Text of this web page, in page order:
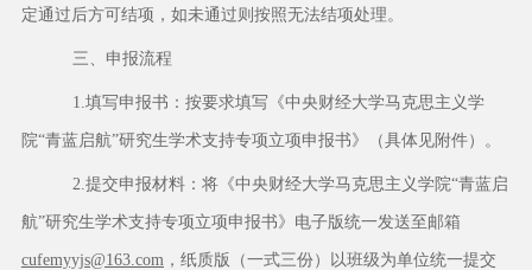
定通过后方可结项，如未通过则按照无法结项处理。
三、申报流程
1.填写申报书：按要求填写《中央财经大学马克思主义学
院“青蓝启航”研究生学术支持专项立项申报书》（具体见附件）。
2.提交申报材料：将《中央财经大学马克思主义学院“青蓝启
航”研究生学术支持专项立项申报书》电子版统一发送至邮箱
cufemyyjs@163.com ，纸质版（一式三份）以班级为单位统一提交